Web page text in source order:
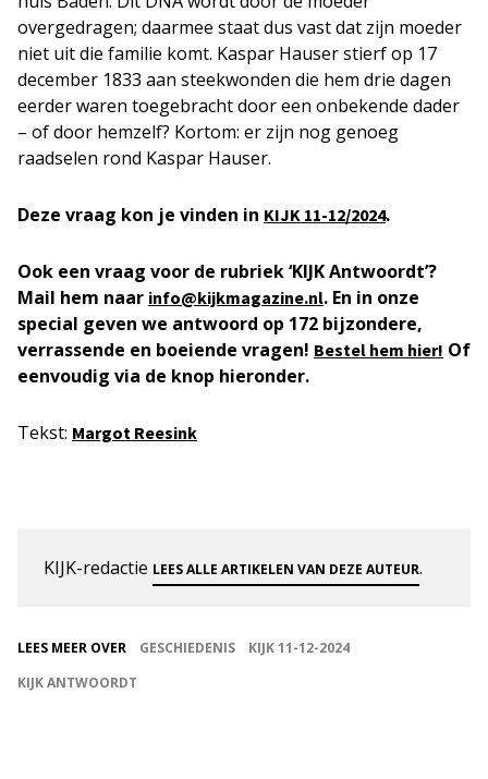
overgedragen; daarmee staat dus vast dat zijn moeder
niet uit die familie komt. Kaspar Hauser stierf op 17
december 1833 aan steekwonden die hem drie dagen
eerder waren toegebracht door een onbekende dader
– of door hemzelf? Kortom: er zijn nog genoeg
raadselen rond Kaspar Hauser.
Deze vraag kon je vinden in KIJK 11-12/2024.
Ook een vraag voor de rubriek ‘KIJK Antwoordt’?
Mail hem naar info@kijkmagazine.nl. En in onze
special geven we antwoord op 172 bijzondere,
verrassende en boeiende vragen! Bestel hem hier! Of
eenvoudig via de knop hieronder.
Tekst: Margot Reesink
KIJK-redactie LEES ALLE ARTIKELEN VAN DEZE AUTEUR.
LEES MEER OVER GESCHIEDENIS
KIJK 11-12-2024
KIJK ANTWOORDT